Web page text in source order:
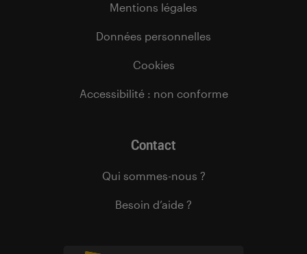
Mentions légales
Données personnelles
Cookies
Accessibilité : non conforme
Contact
Qui sommes-nous ?
Besoin d’aide ?